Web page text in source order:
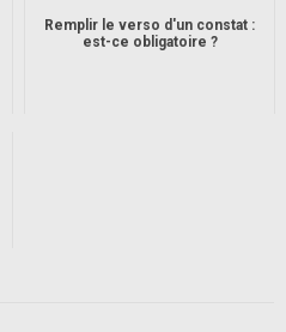
Remplir le verso d'un constat :
est-ce obligatoire ?